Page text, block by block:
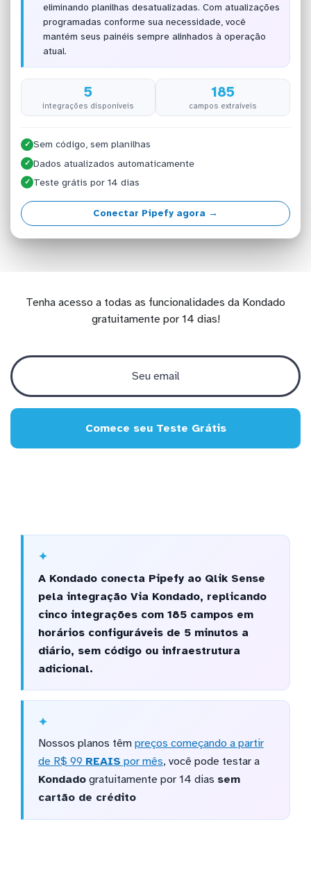
eliminando planilhas desatualizadas. Com atualizações
programadas conforme sua necessidade, você
mantém seus painéis sempre alinhados à operação
atual.
5
integrações disponíveis
185
campos extraíveis
✓ Sem código, sem planilhas
✓ Dados atualizados automaticamente
✓ Teste grátis por 14 dias
Conectar Pipefy agora →
Tenha acesso a todas as funcionalidades da Kondado
gratuitamente por 14 dias!
Comece seu Teste Grátis
A Kondado conecta Pipefy ao Qlik Sense
pela integração Via Kondado, replicando
cinco integrações com 185 campos em
horários configuráveis de 5 minutos a
diário, sem código ou infraestrutura
adicional.
Nossos planos têm preços começando a partir
de R$ 99 REAIS por mês, você pode testar a
Kondadogratuitamente por 14 dias sem
cartão de crédito